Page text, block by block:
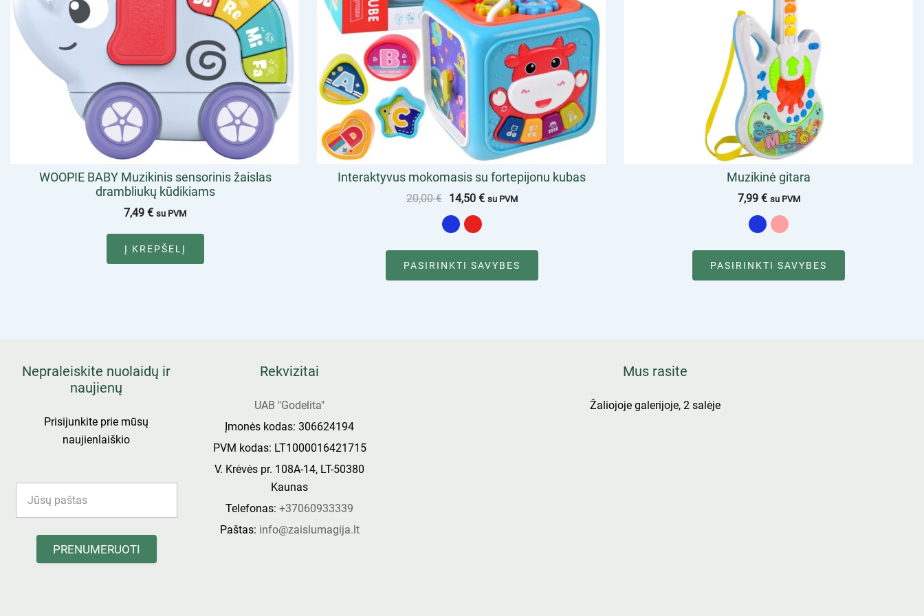
WOOPIE BABY Muzikinis sensorinis žaislas
drambliukų kūdikiams
7,49€ su PVM
Į KREPŠELĮ
Interaktyvus mokomasis su fortepijonu kubas
20,00€ 14,50 € su PVM
PASIRINKTI SAVYBES
Muzikinė gitara
7,99 € su PVM
PASIRINKTI SAVYBES
Nepraleiskite nuolaidų ir
naujienų
Prisijunkite prie mūsų
naujienlaiškio
PRENUMERUOTI
Rekvizitai
UAB "Godelita"
Įmonės kodas: 306624194
PVM kodas: LT1000016421715
V. Krėvės pr. 108A-14, LT-50380
Kaunas
Telefonas:+37060933339
Paštas: info@zaislumagija.lt
Mus rasite
Žaliojoje galerijoje, 2 salėje